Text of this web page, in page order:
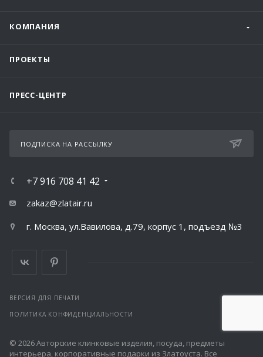
КОМПАНИЯ
ПРОЕКТЫ
ПРЕСС-ЦЕНТР
ПОДПИСКА НА РАССЫЛКУ
+7 916 708 41 42
zakaz@zlatair.ru
г. Москва, ул.Вавилова, д.79, корпус 1, подъезд №3
ВЕРСИЯ ДЛЯ ПЕЧАТИ
ПОЛИТИКА КОНФИДЕНЦИАЛЬНОСТИ
© 2026 Авторские клинковые изделия, посуда, предметы
интерьера, корпоративные подарки из Златоуста. Все